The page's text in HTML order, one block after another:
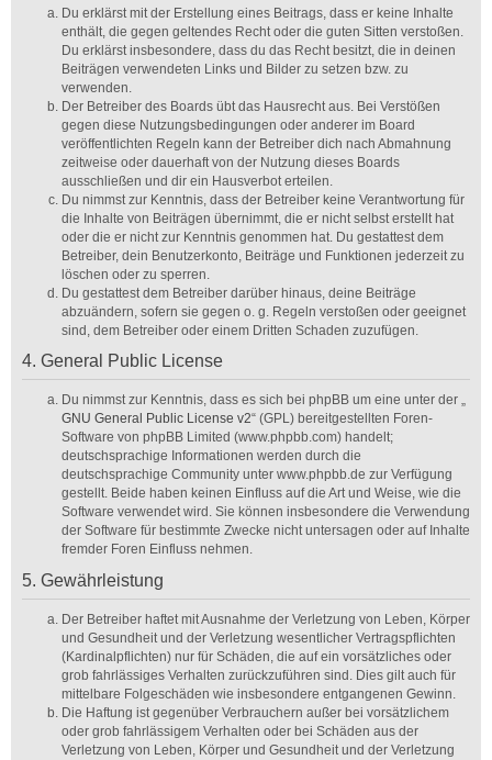
Du erklärst mit der Erstellung eines Beitrags, dass er keine Inhalte
enthält, die gegen geltendes Recht oder die guten Sitten verstoßen.
Du erklärst insbesondere, dass du das Recht besitzt, die in deinen
Beiträgen verwendeten Links und Bilder zu setzen bzw. zu
verwenden.
Der Betreiber des Boards übt das Hausrecht aus. Bei Verstößen
gegen diese Nutzungsbedingungen oder anderer im Board
veröffentlichten Regeln kann der Betreiber dich nach Abmahnung
zeitweise oder dauerhaft von der Nutzung dieses Boards
ausschließen und dir ein Hausverbot erteilen.
Du nimmst zur Kenntnis, dass der Betreiber keine Verantwortung für
die Inhalte von Beiträgen übernimmt, die er nicht selbst erstellt hat
oder die er nicht zur Kenntnis genommen hat. Du gestattest dem
Betreiber, dein Benutzerkonto, Beiträge und Funktionen jederzeit zu
löschen oder zu sperren.
Du gestattest dem Betreiber darüber hinaus, deine Beiträge
abzuändern, sofern sie gegen o. g. Regeln verstoßen oder geeignet
sind, dem Betreiber oder einem Dritten Schaden zuzufügen.
4. General Public License
Du nimmst zur Kenntnis, dass es sich bei phpBB um eine unter der „
GNU General Public License v2“ (GPL) bereitgestellten Foren-
Software von phpBB Limited (www.phpbb.com) handelt;
deutschsprachige Informationen werden durch die
deutschsprachige Community unter www.phpbb.de zur Verfügung
gestellt. Beide haben keinen Einfluss auf die Art und Weise, wie die
Software verwendet wird. Sie können insbesondere die Verwendung
der Software für bestimmte Zwecke nicht untersagen oder auf Inhalte
fremder Foren Einfluss nehmen.
5. Gewährleistung
Der Betreiber haftet mit Ausnahme der Verletzung von Leben, Körper
und Gesundheit und der Verletzung wesentlicher Vertragspflichten
(Kardinalpflichten) nur für Schäden, die auf ein vorsätzliches oder
grob fahrlässiges Verhalten zurückzuführen sind. Dies gilt auch für
mittelbare Folgeschäden wie insbesondere entgangenen Gewinn.
Die Haftung ist gegenüber Verbrauchern außer bei vorsätzlichem
oder grob fahrlässigem Verhalten oder bei Schäden aus der
Verletzung von Leben, Körper und Gesundheit und der Verletzung